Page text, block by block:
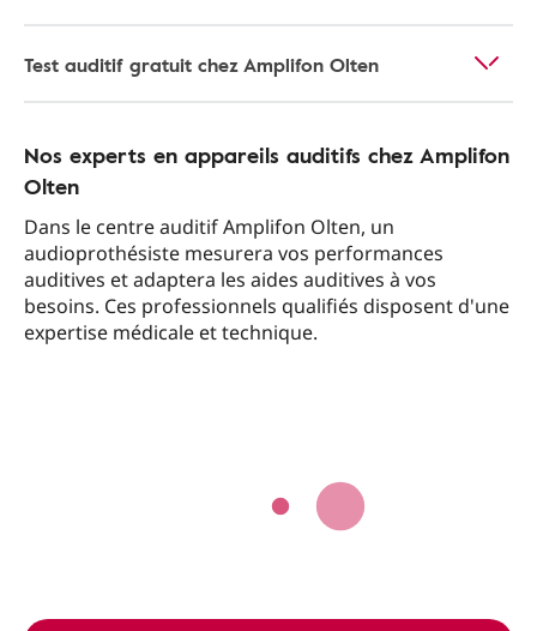
Test auditif gratuit chez Amplifon Olten
Nos experts en appareils auditifs chez Amplifon
Olten
Dans le centre auditif Amplifon Olten, un
audioprothésiste mesurera vos performances
auditives et adaptera les aides auditives à vos
besoins. Ces professionnels qualifiés disposent d'une
expertise médicale et technique.